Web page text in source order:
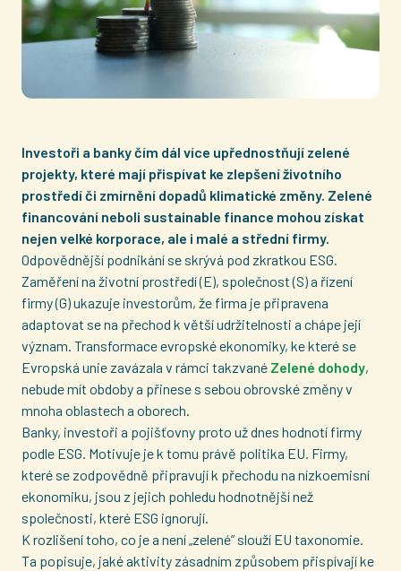
Investoři a banky čím dál více upřednostňují zelené
projekty, které mají přispívat ke zlepšení životního
prostředí či zmírnění dopadů klimatické změny. Zelené
financování neboli sustainable finance mohou získat
nejen velké korporace, ale i malé a střední firmy.
Odpovědnější podnikání se skrývá pod zkratkou ESG.
Zaměření na životní prostředí (E), společnost (S) a řízení
firmy (G) ukazuje investorům, že firma je připravena
adaptovat se na přechod k větší udržitelnosti a chápe její
význam. Transformace evropské ekonomiky, ke které se
Evropská unie zavázala v rámci takzvané Zelené dohody,
nebude mít obdoby a přinese s sebou obrovské změny v
mnoha oblastech a oborech.
Banky, investoři a pojišťovny proto už dnes hodnotí firmy
podle ESG. Motivuje je k tomu právě politika EU. Firmy,
které se zodpovědně připravují k přechodu na nízkoemisní
ekonomiku, jsou z jejich pohledu hodnotnější než
společnosti, které ESG ignorují.
K rozlišení toho, co je a není „zelené” slouží EU taxonomie.
Ta popisuje, jaké aktivity zásadním způsobem přispívají ke